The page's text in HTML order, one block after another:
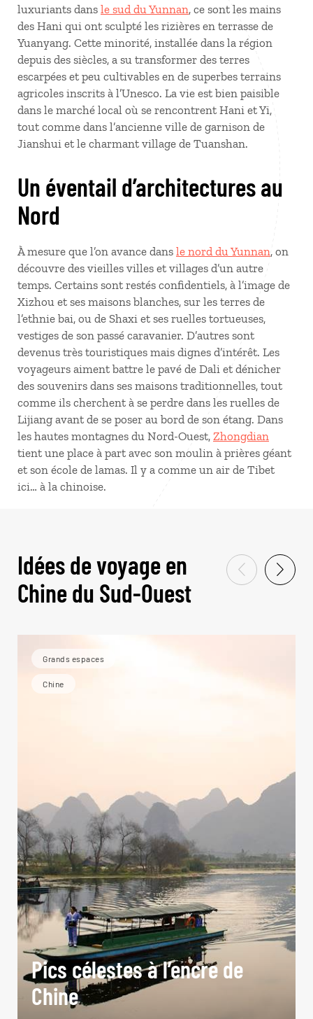
luxuriants dans le sud du Yunnan, ce sont les mains
des Hani qui ont sculpté les rizières en terrasse de
Yuanyang. Cette minorité, installée dans la région
depuis des siècles, a su transformer des terres
escarpées et peu cultivables en de superbes terrains
agricoles inscrits à l’Unesco. La vie est bien paisible
dans le marché local où se rencontrent Hani et Yi,
tout comme dans l’ancienne ville de garnison de
Jianshui et le charmant village de Tuanshan.
Un éventail d’architectures au
Nord
À mesure que l’on avance dans le nord du Yunnan, on
découvre des vieilles villes et villages d’un autre
temps. Certains sont restés confidentiels, à l’image de
Xizhou et ses maisons blanches, sur les terres de
l’ethnie bai, ou de Shaxi et ses ruelles tortueuses,
vestiges de son passé caravanier. D’autres sont
devenus très touristiques mais dignes d’intérêt. Les
voyageurs aiment battre le pavé de Dali et dénicher
des souvenirs dans ses maisons traditionnelles, tout
comme ils cherchent à se perdre dans les ruelles de
Lijiang avant de se poser au bord de son étang. Dans
les hautes montagnes du Nord-Ouest, Zhongdian
tient une place à part avec son moulin à prières géant
et son école de lamas. Il y a comme un air de Tibet
ici… à la chinoise.
Idées de voyage en
Chine du Sud-Ouest
Grands espaces
Chine
Pics célestes à l’encre de
Chine